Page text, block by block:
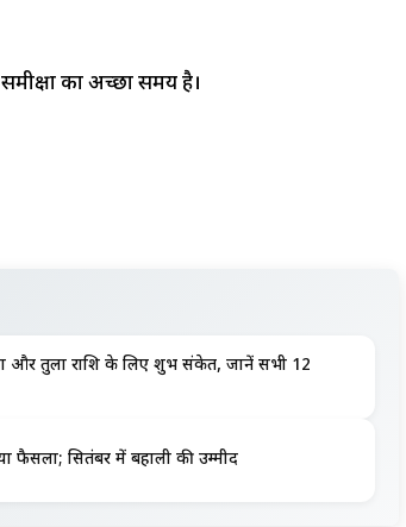
का अच्छा समय है।
तुला राशि के लिए शुभ संकेत, जानें सभी 12
फैसला; सितंबर में बहाली की उम्मीद